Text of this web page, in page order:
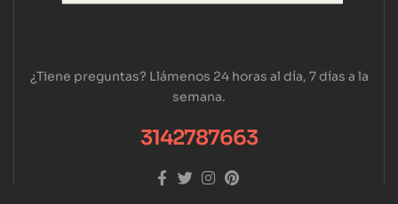
¿Tiene preguntas? Llámenos 24 horas al día, 7 días a la
semana.
3142787663